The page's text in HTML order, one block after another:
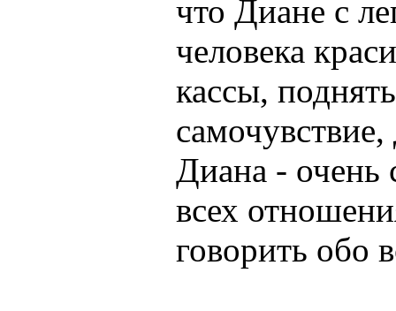
что Диане с
человека
кассы,
Диана - очень
всех
говорить обо